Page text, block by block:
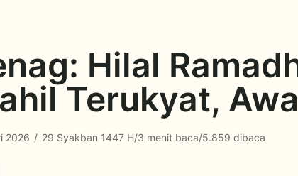
Hilal
Terukyat,
2026 / 29 Syakban 1447 H/3 menit baca/5.859 dibaca